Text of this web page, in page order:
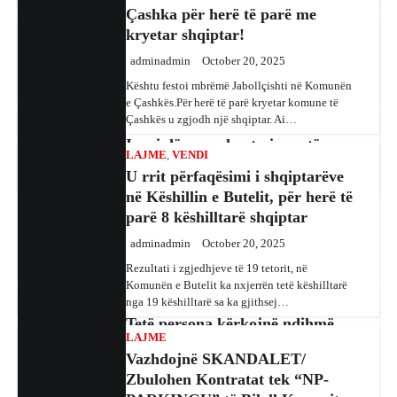
gjendje krize për papastërti,
ndërtime pa leje dhe korrupsion
adminadmin September 18, 2025
Kandidati për kryetar të Komunës së Çairit,
Bujar Osmani, paralajmëroi se që në ditën e
parë të mandatit të tij…
njerëz të dyshuar për lidhje me Shtetin Islamik
gjatë një operacioni të…
BOTA,KRONIKË E ZEZË,RAJONI
Irani dënon sulmet ajrore të
SHBA-së
Në qytetin al-Ka’im, rreth 350 km në
veriperëndim të Bagdadit, gjithçka që ka
mbetur pas sulmeve ajrore të Uashingtonit
është…
KRONIKË E ZEZË,LAJME,RAJONI
Tetë persona kërkojnë ndihmë
pas aksidentit ku u përfshinë 14
automjete
adminadmin
Një aksident trafiku ka ndodhur në autostradën
Ibrahim Rugova, Mazgit-Bresje, në të cilin janë
përfshirë 14 automjete dhe janë lënduar…
kryetar shqiptar!
adminadmin October 20, 2025
e Çashkës.Për herë të parë kryetar komune të
Çashkës u zgjodh një shqiptar. Ai…
LAJME ,VENDI
U rrit përfaqësimi i shqiptarëve
në Këshillin e Butelit, për herë të
parë 8 këshilltarë shqiptar
October 20, 2025
Komunën e Butelit ka nxjerrën tetë këshilltarë
nga 19 këshilltarë sa ka gjithsej…
LAJME
Vazhdojnë SKANDALET/
Zbulohen Kontratat tek “NP-
PARKINGU” të Bilall Kasamit